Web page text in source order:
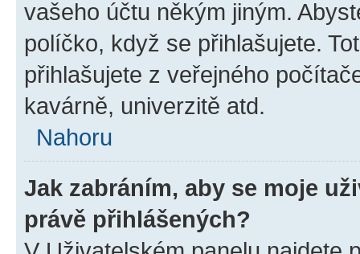
vašeho účtu někým jiným.
políčko, když se přihlašujete.
přihlašujete z veřejného
kavárně, univerzitě atd.
Nahoru
Jak zabráním, aby se moje
právě přihlášených?